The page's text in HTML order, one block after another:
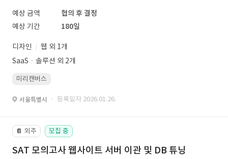
예상 금액
협의 후 결정
예상 기간
180일
디자인
웹 외 1개
SaaSㆍ솔루션 외 2개
미리캔버스
서울특별시 · 등록일자 2026.01.26.
📔 외주 모집 중
SAT 모의고사 웹사이트 서버 이관 및 DB 튜닝